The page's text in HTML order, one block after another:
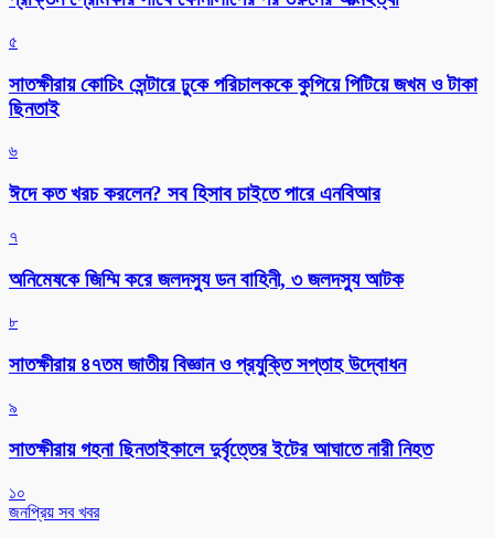
৫
সাতক্ষীরায় কোচিং সেন্টারে ঢুকে পরিচালককে কুপিয়ে পিটিয়ে জখম ও টাকা
ছিনতাই
৬
ঈদে কত খরচ করলেন? সব হিসাব চাইতে পারে এনবিআর
৭
অনিমেষকে জিম্মি করে জলদস্যু ডন বাহিনী, ৩ জলদস্যু আটক
৮
সাতক্ষীরায় ৪৭তম জাতীয় বিজ্ঞান ও প্রযুক্তি সপ্তাহ উদ্বোধন
৯
সাতক্ষীরায় গহনা ছিনতাইকালে দুর্বৃত্তের ইটের আঘাতে নারী নিহত
১০
জনপ্রিয় সব খবর